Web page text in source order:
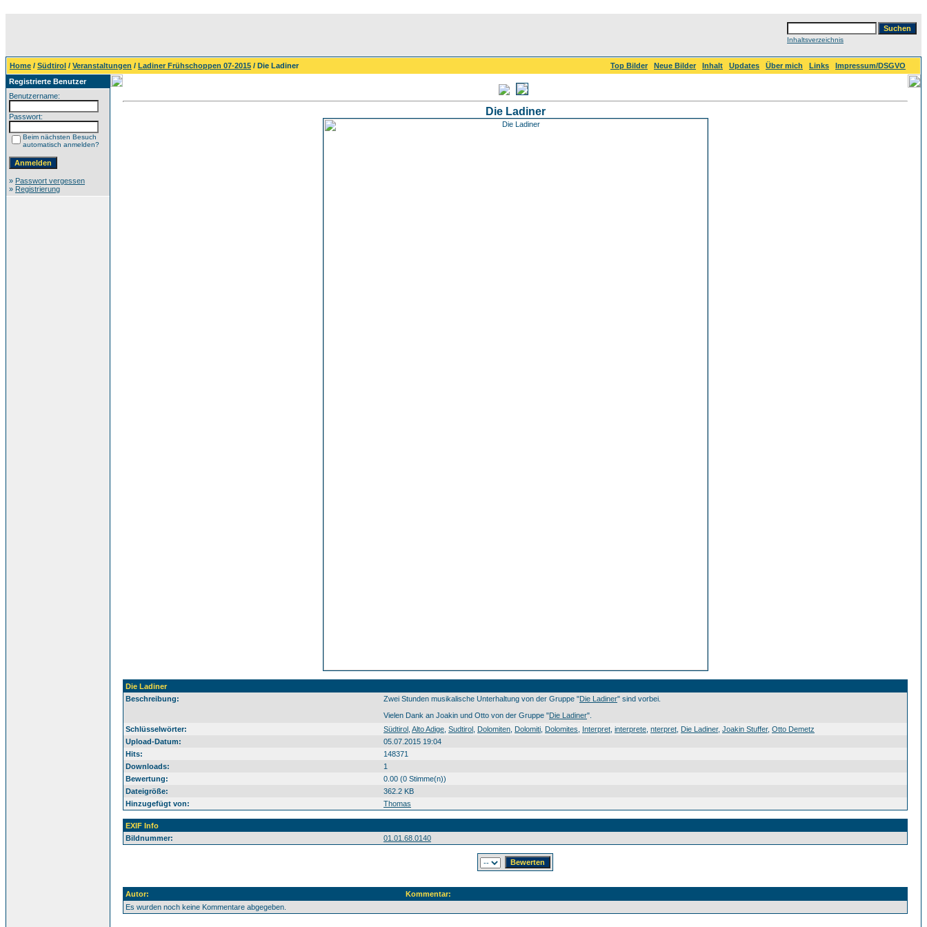
Inhaltsverzeichnis
Home / Südtirol / Veranstaltungen / Ladiner Frühschoppen 07-2015 / Die Ladiner Top Bilder Neue Bilder Inhalt Updates Über mich Links
Impressum/DSGVO
Registrierte Benutzer
Benutzername:
Passwort:
Beim nächsten Besuch
automatisch anmelden?
» Passwort vergessen
» Registrierung
Die Ladiner
Die Ladiner
Beschreibung:
Zwei Stunden musikalische Unterhaltung von der Gruppe "Die Ladiner" sind vorbei.
Vielen Dank an Joakin und Otto von der Gruppe "Die Ladiner".
Schlüsselwörter: Südtirol Alto Adige Sudtirol Dolomiten Dolomiti Dolomites Interpret interprete nterpret Die Ladiner, Joakin Stuffer, Otto Demetz
Upload-Datum:
05.07.2015 19:04
Hits:
148371
Downloads:
1
Bewertung:
0.00 (0 Stimme(n))
Dateigröße:
362.2 KB
Hinzugefügt von:
Thomas
EXIF Info
Bildnummer:
01.01.68.0140
Autor:
Kommentar:
Es wurden noch keine Kommentare abgegeben.